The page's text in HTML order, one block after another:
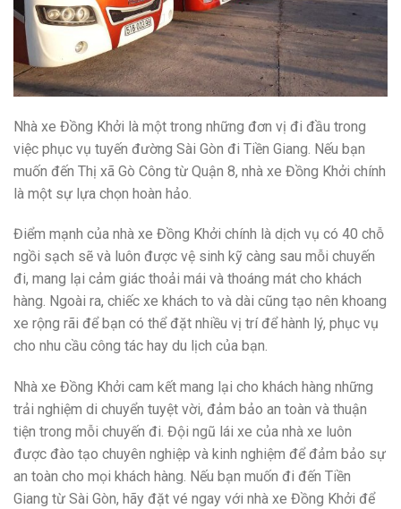
Nhà xe Đồng Khởi là một trong những đơn vị đi đầu trong
việc phục vụ tuyến đường Sài Gòn đi Tiền Giang. Nếu bạn
muốn đến Thị xã Gò Công từ Quận 8, nhà xe Đồng Khởi chính
là một sự lựa chọn hoàn hảo.
Điểm mạnh của nhà xe Đồng Khởi chính là dịch vụ có 40 chỗ
ngồi sạch sẽ và luôn được vệ sinh kỹ càng sau mỗi chuyến
đi, mang lại cảm giác thoải mái và thoáng mát cho khách
hàng. Ngoài ra, chiếc xe khách to và dài cũng tạo nên khoang
xe rộng rãi để bạn có thể đặt nhiều vị trí để hành lý, phục vụ
cho nhu cầu công tác hay du lịch của bạn.
Nhà xe Đồng Khởi cam kết mang lại cho khách hàng những
trải nghiệm di chuyển tuyệt vời, đảm bảo an toàn và thuận
tiện trong mỗi chuyến đi. Đội ngũ lái xe của nhà xe luôn
được đào tạo chuyên nghiệp và kinh nghiệm để đảm bảo sự
an toàn cho mọi khách hàng. Nếu bạn muốn đi đến Tiền
Giang từ Sài Gòn, hãy đặt vé ngay với nhà xe Đồng Khởi để